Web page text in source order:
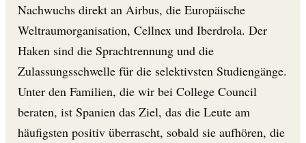
Nachwuchs direkt an Airbus, die Europäische
Weltraumorganisation, Cellnex und Iberdrola. Der
Haken sind die Sprachtrennung und die
Zulassungsschwelle für die selektivsten Studiengänge.
Unter den Familien, die wir bei College Council
beraten, ist Spanien das Ziel, das die Leute am
häufigsten positiv überrascht, sobald sie aufhören, die